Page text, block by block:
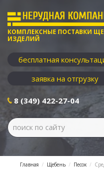
КОМПЛЕКСНЫЕ ПОСТАВКИ
ИЗДЕЛИЙ
бесплатная
заявка на отгрузку
8 (349) 422-27-04
Главная Щебень Песок